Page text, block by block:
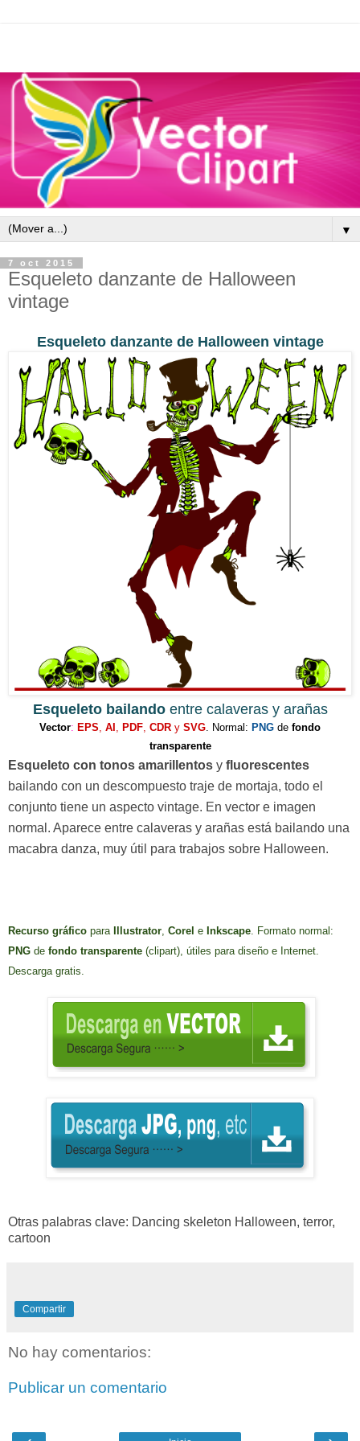
▼
7 oct 2015
Esqueleto danzante de Halloween
vintage
Esqueleto danzante de Halloween vintage
Esqueleto bailandoentre calaveras y arañas
Vector: EPS AI PDF CDR y SVG . Normal: PNG de fondo
transparente
Esqueleto con tonos amarillentos y fluorescentes
bailando con un descompuesto traje de mortaja, todo el
conjunto tiene un aspecto vintage. En vector e imagen
normal. Aparece entre calaveras y arañas está bailando una
macabra danza, muy útil para trabajos sobre Halloween.
Recurso gráfico para Illustrator, Corel e Inkscape. Formato normal:
PNG de fondo transparente (clipart), útiles para diseño e Internet.
Descarga gratis.
Otras palabras clave: Dancing skeleton Halloween, terror,
cartoon
Compartir
No hay comentarios:
Publicar un comentario